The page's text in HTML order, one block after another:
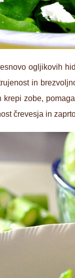
ogljikovih
in
zobe,
črevesja in